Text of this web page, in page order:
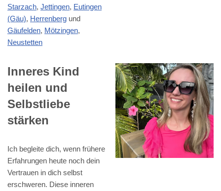
Starzach, Jettingen, Eutingen
(Gäu), Herrenberg und
Gäufelden, Mötzingen,
Neustetten
Inneres Kind
heilen und
Selbstliebe
stärken
Ich begleite dich, wenn frühere
Erfahrungen heute noch dein
Vertrauen in dich selbst
erschweren. Diese inneren